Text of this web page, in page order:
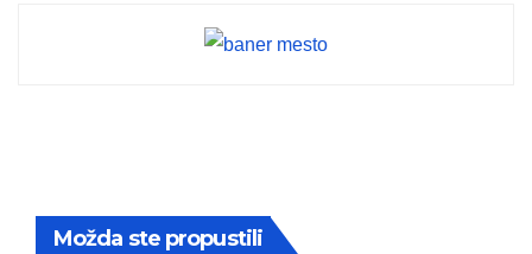
Možda ste propustili